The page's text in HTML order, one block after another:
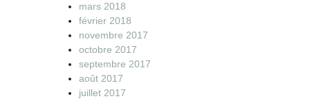
mars 2018
février 2018
novembre 2017
octobre 2017
septembre 2017
août 2017
juillet 2017